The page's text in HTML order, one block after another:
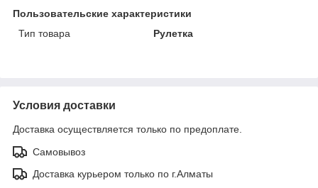
Пользовательские характеристики
Тип товара
Рулетка
Условия доставки
Доставка осуществляется только по предоплате.
Самовывоз
Доставка курьером только по г.Алматы